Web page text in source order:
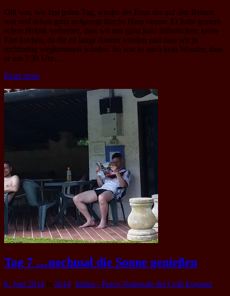
Olli war, wie fast jeden Tag, wieder der Erste der auf den Beinen
war und schon ganz aufgeregt durchs Haus rannte. Er hatte gestern
schon Hektik verbreitet, dass wir nur ganz kurz frühstücken, keine
Eier kochen, da die zu lange dauern würden und dass wir ja
rechtzeitig wegkommen würden. So war es auch kein Wunder, dass
er um 7:30 Uhr…
Read more
Tag 7 …nochmal die Sonne genießen
6. Juni 2014 in 2014, Italien - Parco Nationale dei Colli Euganei